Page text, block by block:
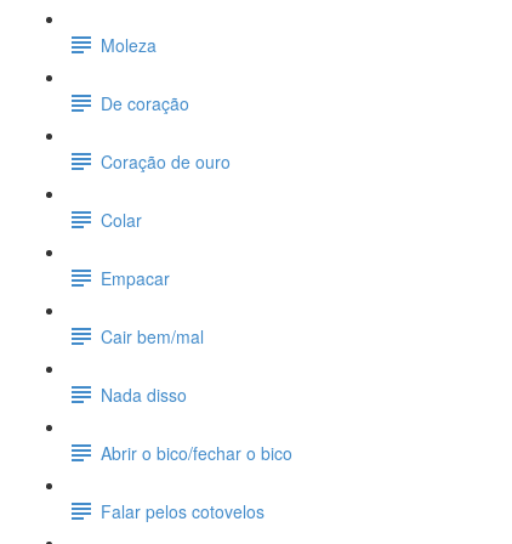
Moleza
De coração
Coração de ouro
Colar
Empacar
Cair bem/mal
Nada disso
Abrir o bico/fechar o bico
Falar pelos cotovelos